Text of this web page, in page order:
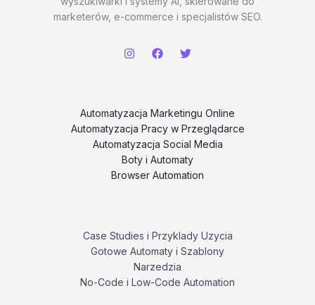
marketerów, e-commerce i specjalistów SEO.
Automatyzacja Marketingu Online
Automatyzacja Pracy w Przeglądarce
Automatyzacja Social Media
Boty i Automaty
Browser Automation
Case Studies i Przyklady Uzycia
Gotowe Automaty i Szablony
Narzedzia
No-Code i Low-Code Automation